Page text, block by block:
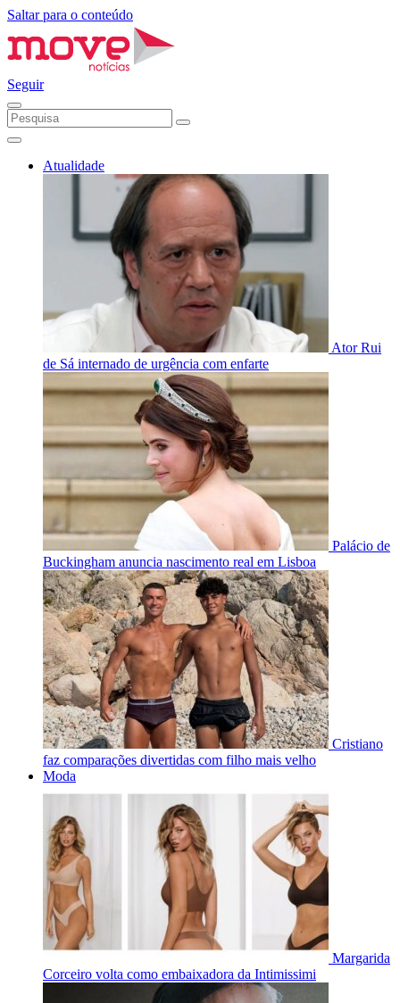
Saltar para o conteúdo
Seguir
Atualidade
Ator Rui
de Sá internado de urgência com enfarte
Palácio de
Buckingham anuncia nascimento real em Lisboa
Cristiano
faz comparações divertidas com filho mais velho
Moda
Margarida
Corceiro volta como embaixadora da Intimissimi